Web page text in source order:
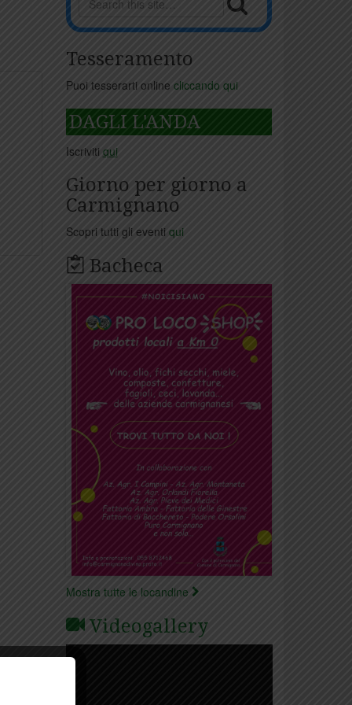
Tesseramento
Puoi tesserarti online cliccando qui
DAGLI L'ANDA
Iscriviti qui
Giorno per giorno a
Carmignano
Scopri tutti gli eventi qui
Bacheca
Mostra tutte le locandine
Videogallery